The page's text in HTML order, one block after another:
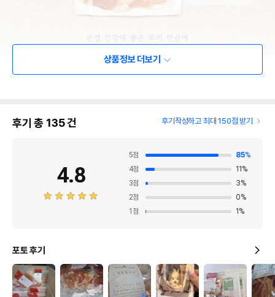
상품정보 더보기
후기 총 135건 후기작성하고 최대 150점 받기
4.8
5점 85%
4점 11 %
3점 3%
2점 0%
1 점 1 %
포토 후기